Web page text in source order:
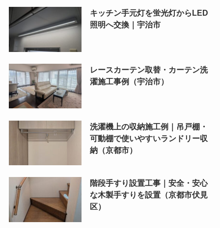
キッチン手元灯を蛍光灯からLED
照明へ交換｜宇治市
レースカーテン取替・カーテン洗
濯施工事例（宇治市）
洗濯機上の収納施工例｜吊戸棚・
可動棚で使いやすいランドリー収
納（京都市）
階段手すり設置工事｜安全・安心
な木製手すりを設置（京都市伏見
区）